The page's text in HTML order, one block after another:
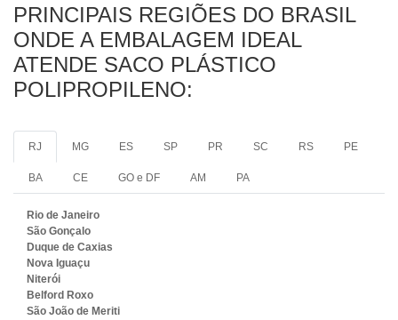
PRINCIPAIS REGIÕES DO BRASIL
ONDE A EMBALAGEM IDEAL
ATENDE SACO PLÁSTICO
POLIPROPILENO:
RJ MG ES SP PR SC RS PE
BA CE GO e DF AM PA
Rio de Janeiro
São Gonçalo
Duque de Caxias
Nova Iguaçu
Niterói
Belford Roxo
São João de Meriti